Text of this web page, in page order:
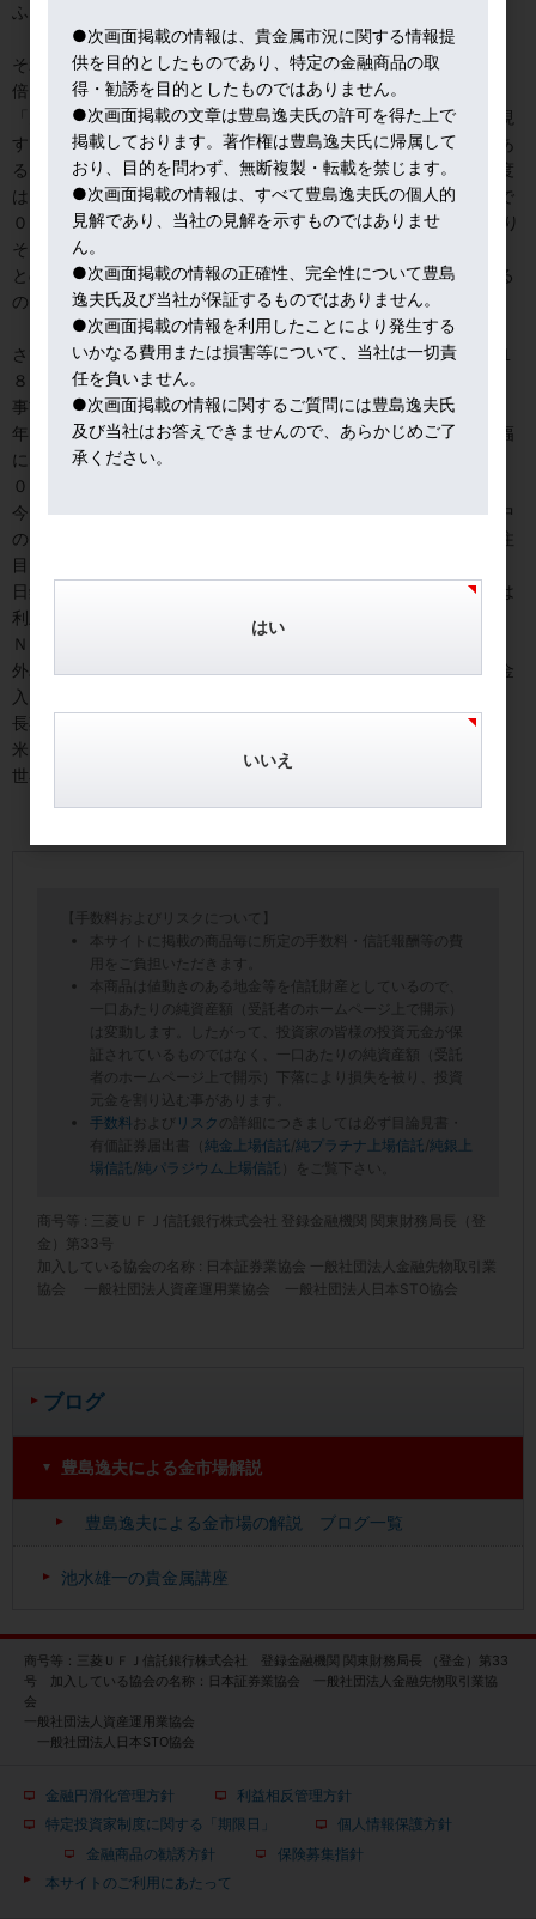
ブログ
豊島逸夫による金市場解説
豊島逸夫による金市場の解説 ブログ一覧
池水雄一の貴金属講座
ふーむ、なるほど。
それから「万年筆価格、ゴールドと連動、値上げ相次ぎ５年で２
倍」だと。
「多くの万年筆のペン先には、腐食しにくく柔らかい書き味を実現
する金が使われている。インクには硫酸や塩酸が含まれることがあ
る。一本の万年筆には０．３～０．５グラムの金が使われる。純度
は１８金か１４金が多い。仮に１４金を０．５グラム（純金換算で
０．３グラム弱）使用すれば、２,０００円ほどの値上げ要因となり
そうだ。」
との記事。万年筆生産会社のなかに「プラチナ万年筆」が含まれる
のは皮肉な現象だね。
さて、今週は、いよいよ９月ＦＯＭＣが開催される（９月１７～１
８日）。
事前予測では０．５％の「ジャンボ利下げ」の可能性。
年内には、ＦＯＭＣ３回で計１２５ｂｐ（１．２５％）の利下げ幅
になるか。
０．５％2回、０．２５％１回の予測。
今回は３か月に一度発表されるＦＲＢ経済見通しも含まれ、その中
の「ドットチャート」（１９名の参加者の金利予測分布）が特に注
目だ。
日銀金融政策決定会合も開催される「中銀ウィーク」だが、日銀は
利上げすると、日経平均が暴落するので、今週は動けずの様相。
ＮＹ市場でもスルーされている。
外為市場での円高進行の度合いも注目点。筆者は、相変わらず筋金
入りの円安派。
長期のドル円相場は、日本企業と米国企業の「稼ぐ力」を映す。
米国企業のダイナミズムと、日本企業の生産性の低さを比べると、
世界の投資家が、どちらに投資するかは、明らかだ。
【手数料およびリスクについて】
本サイトに掲載の商品毎に所定の手数料・信託報酬等の費
用をご負担いただきます。
本商品は値動きのある地金等を信託財産としているので、
一口あたりの純資産額（受託者のホームページ上で開示）
は変動します。したがって、投資家の皆様の投資元金が保
証されているものではなく、一口あたりの純資産額（受託
者のホームページ上で開示）下落により損失を被り、投資
元金を割り込む事があります。
手数料
および リスク
の詳細につきましては必ず目論見書・
有価証券届出書（ 純金上場信託 /純プラチナ上場信託 /純銀上
場信託 /純パラジウム上場信託 ）をご覧下さい。
商号等 : 三菱ＵＦＪ信託銀行株式会社 登録金融機関 関東財務局長（登
金）第33号
加入している協会の名称 : 日本証券業協会 一般社団法人金融先物取引業
協会 一般社団法人資産運用業協会 一般社団法人日本STO協会
●次画面掲載の情報は、貴金属市況に関する情報提
供を目的としたものであり、特定の金融商品の取
得・勧誘を目的としたものではありません。
●次画面掲載の文章は豊島逸夫氏の許可を得た上で
掲載しております。著作権は豊島逸夫氏に帰属して
おり、目的を問わず、無断複製・転載を禁じます。
●次画面掲載の情報は、すべて豊島逸夫氏の個人的
見解であり、当社の見解を示すものではありませ
ん。
●次画面掲載の情報の正確性、完全性について豊島
逸夫氏及び当社が保証するものではありません。
●次画面掲載の情報を利用したことにより発生する
いかなる費用または損害等について、当社は一切責
任を負いません。
●次画面掲載の情報に関するご質問には豊島逸夫氏
及び当社はお答えできませんので、あらかじめご了
承ください。
はい
いいえ
商号等：三菱ＵＦＪ信託銀行株式会社 登録金融機関 関東財務局長 （登金）第33
号 加入している協会の名称：日本証券業協会 一般社団法人金融先物取引業協
会
一般社団法人資産運用業協会
一般社団法人日本STO協会
金融円滑化管理方針
利益相反管理方針
特定投資家制度に関する「期限日」
個人情報保護方針
金融商品の勧誘方針
保険募集指針
本サイトのご利用にあたって